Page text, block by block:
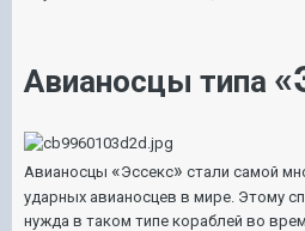
Авианосцы типа «
Авианосцы «Эссекс» стали самой
ударных авианосцев в мире. Этому
нужда в таком типе кораблей во